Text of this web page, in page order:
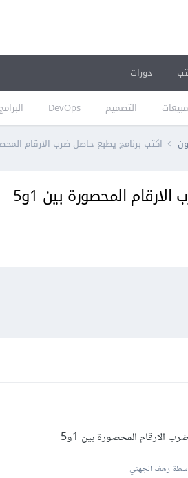
التصميم DevOps
دورات
اكتب برنامج يطبع حاصل ضرب الارقام
المحصورة بين 1و5
المحصورة بين 1و5
رهف الجهني